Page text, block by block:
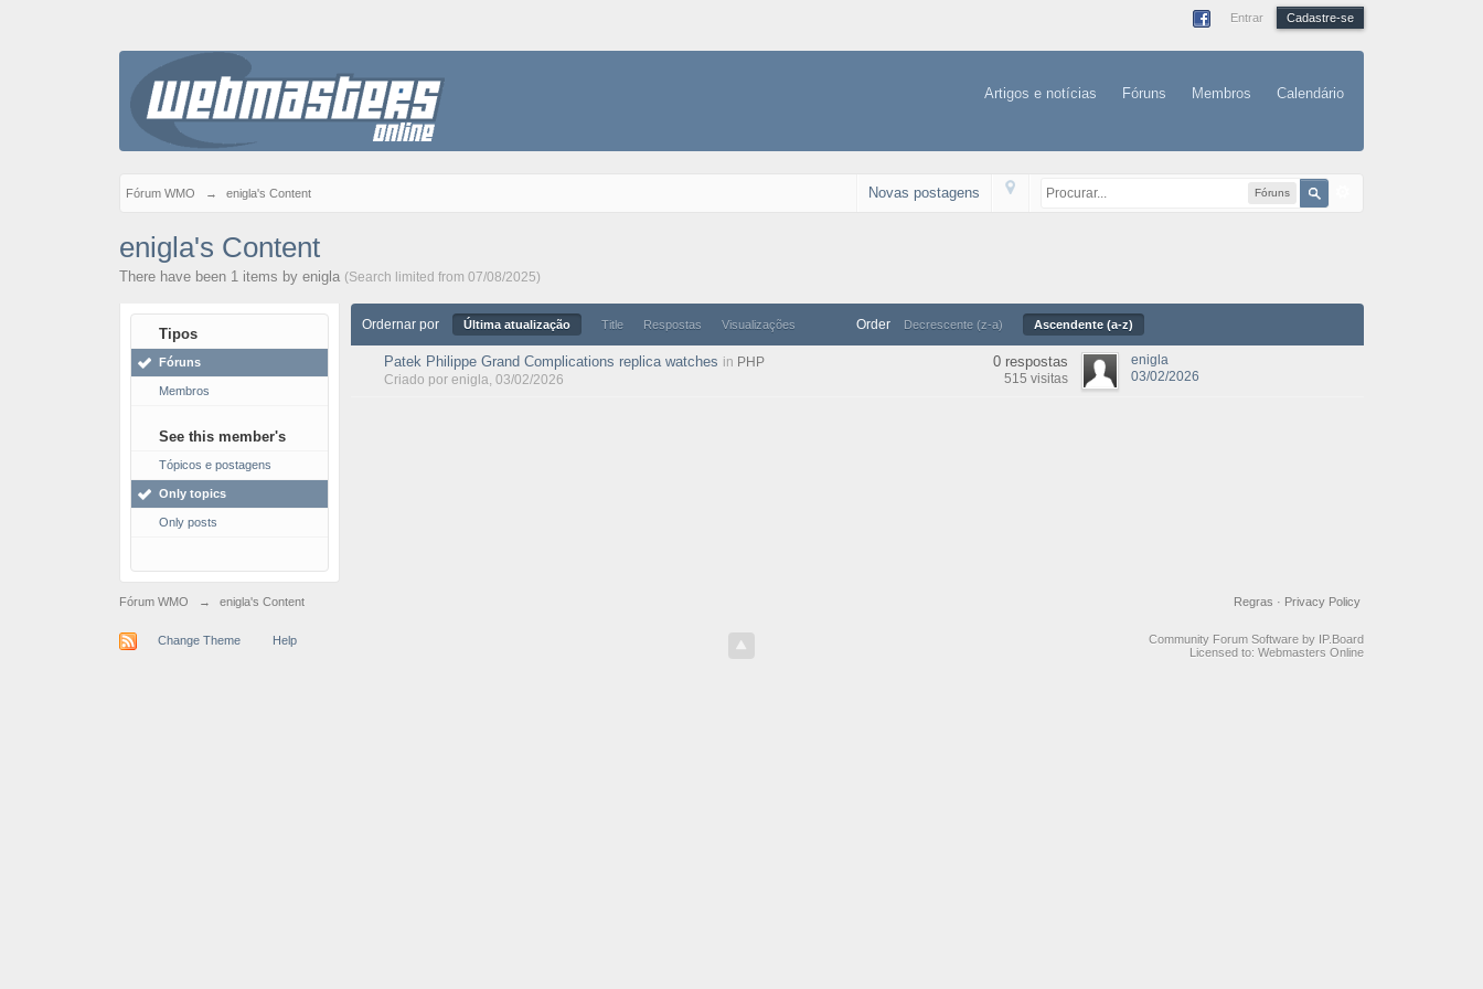
Entrar Cadastre-se
Artigos e notícias Fóruns Membros Calendário
Fórum WMO → enigla's Content Fóruns
Novas postagens
enigla's Content
There have been 1 items by enigla (Search limited from 07/08/2025)
Tipos
Fóruns
Membros
See this member's
Tópicos e postagens
Only topics
Only posts
Ordernar por Última atualização Title Respostas Visualizações Order Decrescente (z-a) Ascendente (a-z)
Patek Philippe Grand Complications replica watches in PHP
Criado por enigla, 03/02/2026
0 respostas
515 visitas
enigla
03/02/2026
Fórum WMO → enigla's Content Privacy Policy
Regras ·
Change Theme Help
Community Forum Software by IP.Board
Licensed to: Webmasters Online